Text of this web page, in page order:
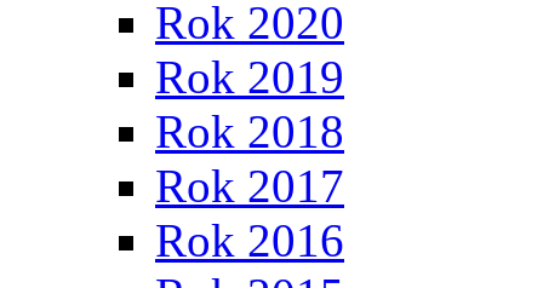
Rok 2020
Rok 2019
Rok 2018
Rok 2017
Rok 2016